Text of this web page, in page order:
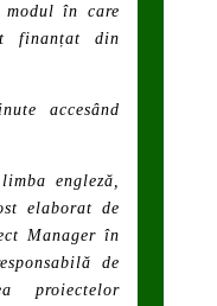
în care
finanțat din
accesând
engleză,
elaborat de
Manager în
de
proiectelor